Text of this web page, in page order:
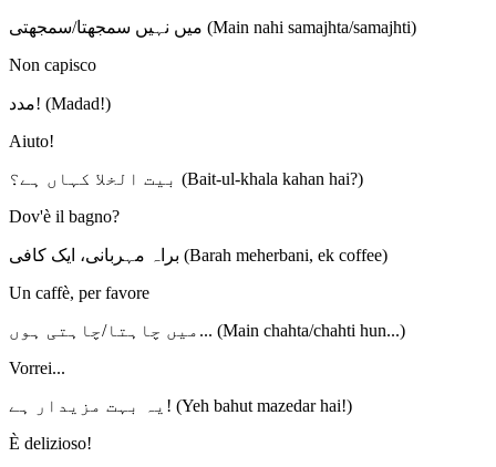
میں نہیں سمجھتا/سمجھتی (Main nahi samajhta/samajhti)
Non capisco
مدد! (Madad!)
Aiuto!
بیت الخلا کہاں ہے؟ (Bait-ul-khala kahan hai?)
Dov'è il bagno?
براہ مہربانی، ایک کافی (Barah meherbani, ek coffee)
Un caffè, per favore
میں چاہتا/چاہتی ہوں... (Main chahta/chahti hun...)
Vorrei...
یہ بہت مزیدار ہے! (Yeh bahut mazedar hai!)
È delizioso!